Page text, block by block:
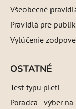
Všeobecné
Pravidlá pre
Vylúčenie
OSTATNÉ
Test typu pleti
Poradca - výber